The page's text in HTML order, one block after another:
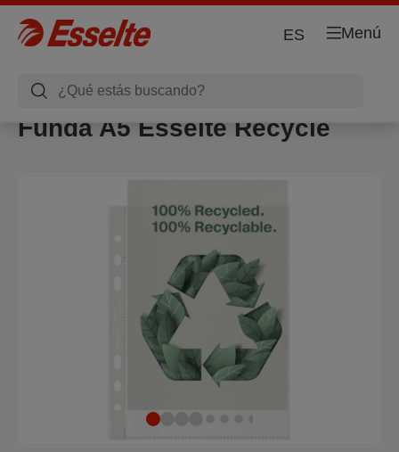
Menú
ES
Funda A5 Esselte Recycle